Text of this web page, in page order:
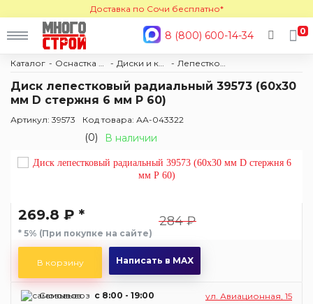
Доставка по Сочи бесплатно*
8 (800) 600-14-34 0
Каталог Диски и круги
Диск лепестковый радиальный 39573 (60х30
мм D стержня 6 мм Р 60)
Артикул: 39573 Код товара: АА-043322
(0) В наличии
269.8 ₽ *
* 5% (При покупке на сайте)
284 ₽
В корзину Написать в MAX
Самовывоз c 8:00 - 19:00 ул. Авиационная, 15